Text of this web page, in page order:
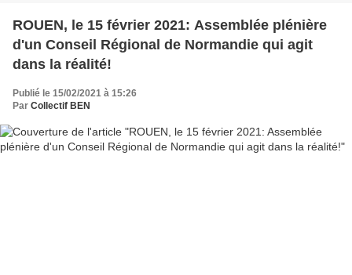
ROUEN, le 15 février 2021: Assemblée plénière
d'un Conseil Régional de Normandie qui agit
dans la réalité!
Publié le 15/02/2021 à 15:26
Par Collectif BEN